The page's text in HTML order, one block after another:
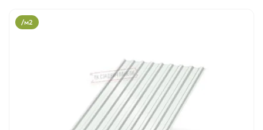
/м2